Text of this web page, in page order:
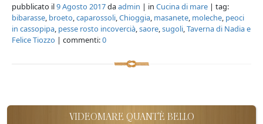
pubblicato il9 Agosto 2017daadmin | in Cucina di mare | tag:
bibarasse, broeto,caparossoli,Chioggia, masanete, moleche, peoci
in cassopipa, pesse rosto incovercià,saore,sugoli,Taverna di Nadia e
Felice Tiozzo | commenti:0
VIDEOMARE QUANT'È BELLO